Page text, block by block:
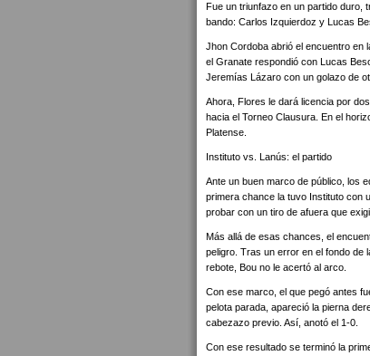
Fue un triunfazo en un partido duro,
bando: Carlos Izquierdoz y Lucas
Jhon Cordoba abrió el encuentro en
el Granate respondió con Lucas
Jeremías Lázaro con un golazo de
Ahora, Flores le dará licencia por
hacia el Torneo Clausura. En el
Platense.
Instituto vs. Lanús: el partido
Ante un buen marco de público, los
primera chance la tuvo Instituto con
probar con un tiro de afuera que
Más allá de esas chances, el
peligro. Tras un error en el fondo de
rebote, Bou no le acertó al arco.
Con ese marco, el que pegó antes
pelota parada, apareció la pierna
cabezazo previo. Así, anotó el 1-0.
Con ese resultado se terminó la